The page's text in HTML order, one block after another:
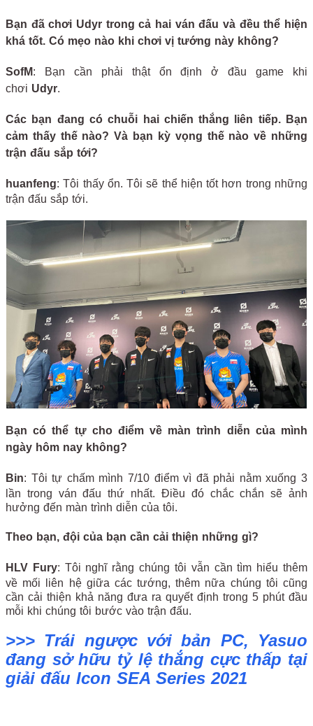
Bạn đã chơi Udyr trong cả hai ván đấu và đều thể hiện
khá tốt. Có mẹo nào khi chơi vị tướng này không?
SofM: Bạn cần phải thật ổn định ở đầu game khi
chơi Udyr.
Các bạn đang có chuỗi hai chiến thắng liên tiếp. Bạn
cảm thấy thế nào? Và bạn kỳ vọng thế nào về những
trận đấu sắp tới?
huanfeng: Tôi thấy ổn. Tôi sẽ thể hiện tốt hơn trong những
trận đấu sắp tới.
Bạn có thể tự cho điểm về màn trình diễn của mình
ngày hôm nay không?
Bin: Tôi tự chấm mình 7/10 điểm vì đã phải nằm xuống 3
lần trong ván đấu thứ nhất. Điều đó chắc chắn sẽ ảnh
hưởng đến màn trình diễn của tôi.
Theo bạn, đội của bạn cần cải thiện những gì?
HLV Fury: Tôi nghĩ rằng chúng tôi vẫn cần tìm hiểu thêm
về mối liên hệ giữa các tướng, thêm nữa chúng tôi cũng
cần cải thiện khả năng đưa ra quyết định trong 5 phút đầu
mỗi khi chúng tôi bước vào trận đấu.
>>> Trái ngược với bản PC, Yasuo
đang sở hữu tỷ lệ thắng cực thấp tại
giải đấu Icon SEA Series 2021